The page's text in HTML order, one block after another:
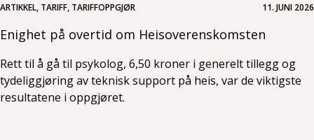
ARTIKKEL, TARIFF, TARIFFOPPGJØR 11. JUNI 2026
Enighet på overtid om Heisoverenskomsten
Rett til å gå til psykolog, 6,50 kroner i generelt tillegg og
tydeliggjøring av teknisk support på heis, var de viktigste
resultatene i oppgjøret.